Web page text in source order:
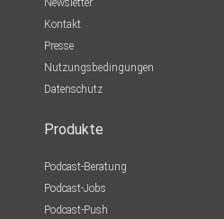
Newsletter
Kontakt
Presse
Nutzungsbedingungen
Datenschutz
Produkte
Podcast-Beratung
Podcast-Jobs
Podcast-Push